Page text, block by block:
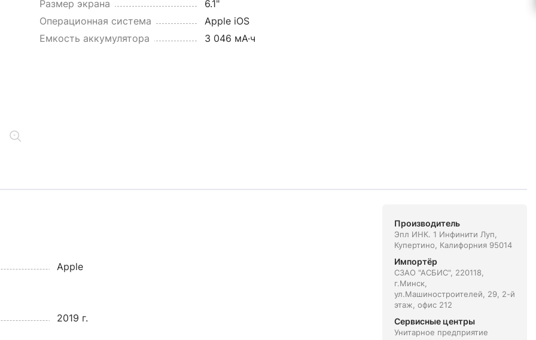
Размер экрана
6.1"
Операционная система
Apple iOS
Емкость аккумулятора
3 046 мА·ч
Apple
2019 г.
Производитель
Эпл ИНК. 1 Инфинити Луп,
Купертино, Калифорния 95014
Импортёр
СЗАО "АСБИС", 220118,
г.Минск,
ул.Машиностроителей, 29, 2-й
этаж, офис 212
Сервисные центры
Унитарное предприятие